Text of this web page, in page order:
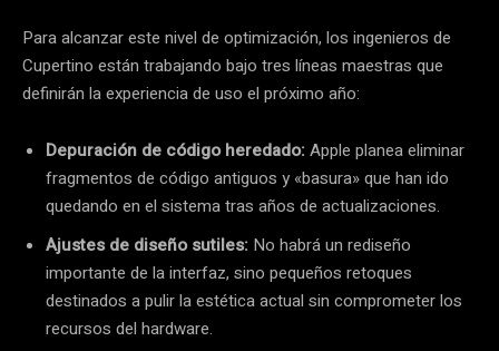
Para alcanzar este nivel de optimización, los ingenieros de
Cupertino están trabajando bajo tres líneas maestras que
definirán la experiencia de uso el próximo año:
Depuración de código heredado:Apple planea eliminar
fragmentos de código antiguos y «basura» que han ido
quedando en el sistema tras años de actualizaciones.
Ajustes de diseño sutiles: No habrá un rediseño
importante de la interfaz, sino pequeños retoques
destinados a pulir la estética actual sin comprometer los
recursos del hardware.